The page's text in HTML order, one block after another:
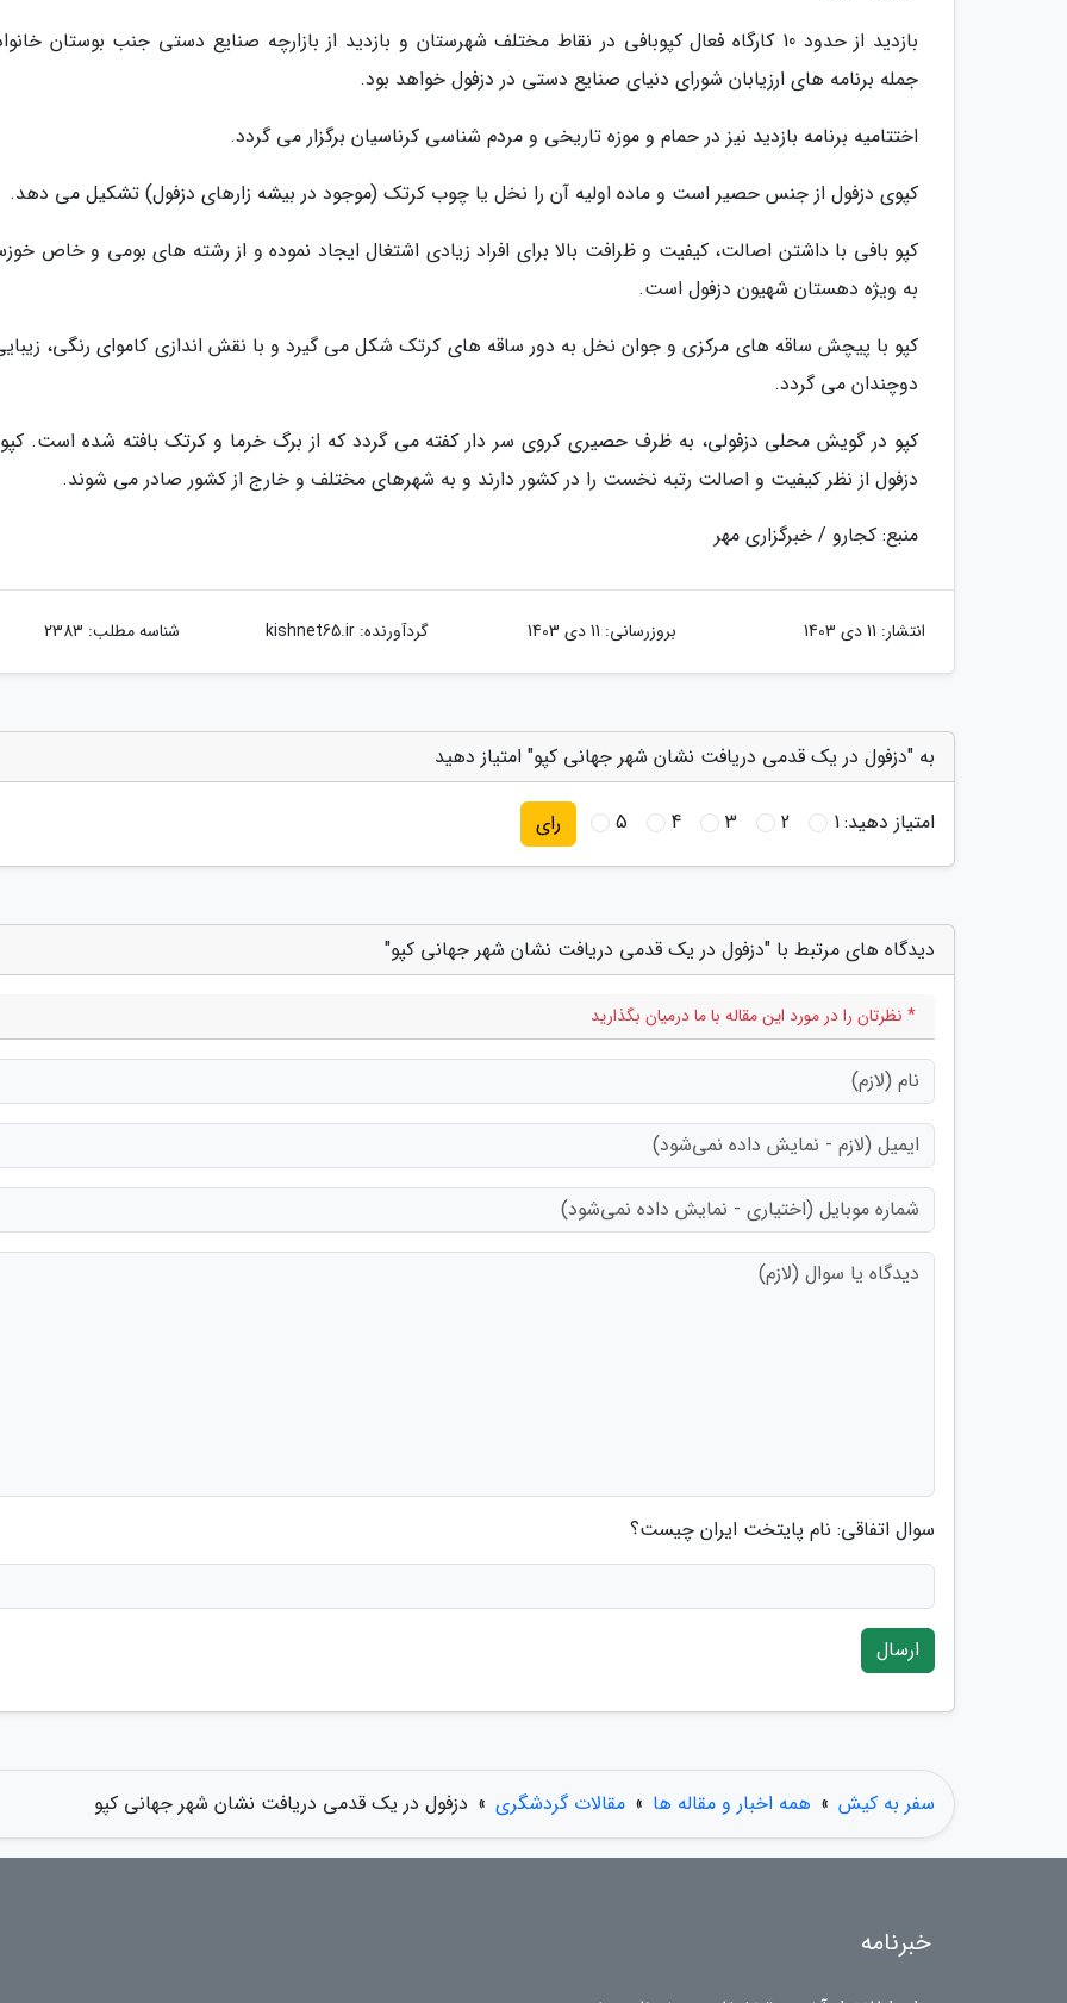
بازدید از حدود 10 کارگاه فعال کپوبافی در نقاط مختلف شهرستان و بازدید از بازارچه صنایع دستی جنب بوستان
جمله برنامه های ارزیابان شورای دنیای صنایع دستی در دزفول خواهد بود.
اختتامیه برنامه بازدید نیز در حمام و موزه تاریخی و مردم شناسی کرناسیان برگزار می گردد.
کپوی دزفول از جنس حصیر است و ماده اولیه آن را نخل یا چوب کرتک (موجود در بیشه زارهای دزفول) تشکیل می دهد.
کپو بافی با داشتن اصالت، کیفیت و ظرافت بالا برای افراد زیادی اشتغال ایجاد نموده و از رشته های بومی و خاص
به ویژه دهستان شهیون دزفول است.
کپو با پیچش ساقه های مرکزی و جوان نخل به دور ساقه های کرتک شکل می گیرد و با نقش اندازی کاموای رنگی،
دوچندان می گردد.
کپو در گویش محلی دزفولی، به ظرف حصیری کروی سر دار کفته می گردد که از برگ خرما و کرتک بافته شده است.
دزفول از نظر کیفیت و اصالت رتبه نخست را در کشور دارند و به شهرهای مختلف و خارج از کشور صادر می شوند.
منبع: کجارو / خبرگزاری مهر
انتشار: 11 دی 1403 بروزرسانی: 11 دی 1403 گردآورنده:kishnet65.ir شناسه مطلب: 2383
به "دزفول در یک قدمی دریافت نشان شهر جهانی کپو" امتیاز دهید
امتیاز دهید:1
2
3
4
5 رای
دیدگاه های مرتبط با "دزفول در یک قدمی دریافت نشان شهر جهانی کپو"
* نظرتان را در مورد این مقاله با ما درمیان بگذارید
سوال اتفاقی: نام پایتخت ایران چیست؟
ارسال
سفر به کیش » همه اخبار و مقاله ها » مقالات گردشگری » دزفول در یک قدمی دریافت نشان شهر جهانی کپو
خبرنامه